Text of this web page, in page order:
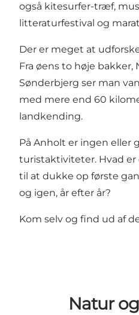
også kitesurfer-træf,
litteraturfestival og
Der er meget at
Fra øens to høje bakker,
Sønderbjerg ser man
med mere end 60
landkending.
På Anholt er ingen eller
turistaktiviteter. Hvad er
til at dukke op første
og igen, år efter år?
Kom selv og find ud af
Natur